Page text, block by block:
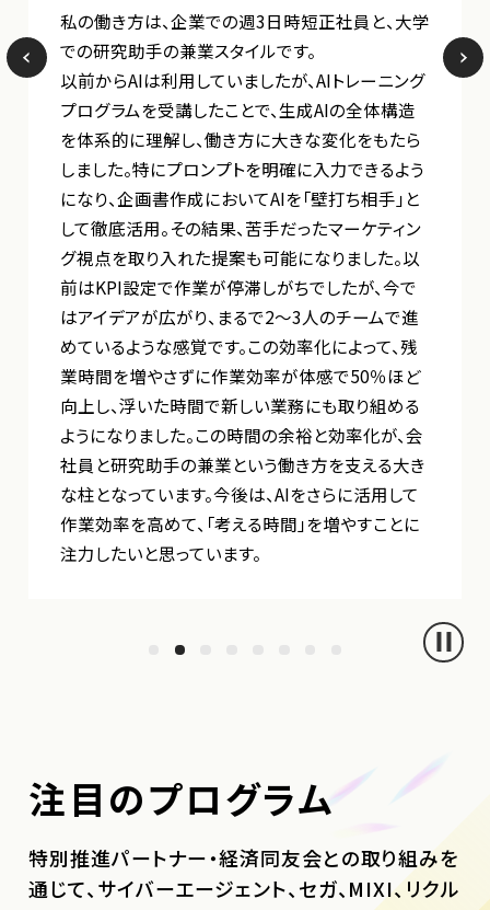
私の働き方は、企業での週3日時短正社員と、大学
での研究助手の兼業スタイルです。
以前からAIは利用していましたが、AIトレーニング
プログラムを受講したことで、生成AIの全体構造
を体系的に理解し、働き方に大きな変化をもたら
しました。特にプロンプトを明確に入力できるよう
になり、企画書作成においてAIを「壁打ち相手」と
して徹底活用。その結果、苦手だったマーケティン
グ視点を取り入れた提案も可能になりました。以
前はKPI設定で作業が停滞しがちでしたが、今で
はアイデアが広がり、まるで2〜3人のチームで進
めているような感覚です。この効率化によって、残
業時間を増やさずに作業効率が体感で50％ほど
向上し、浮いた時間で新しい業務にも取り組める
ようになりました。この時間の余裕と効率化が、会
社員と研究助手の兼業という働き方を支える大き
な柱となっています。今後は、AIをさらに活用して
作業効率を高めて、「考える時間」を増やすことに
注力したいと思っています。
注目のプログラム
特別推進パートナー・経済同友会との取り組みを
通じて、サイバーエージェント、セガ、MIXI、リクル